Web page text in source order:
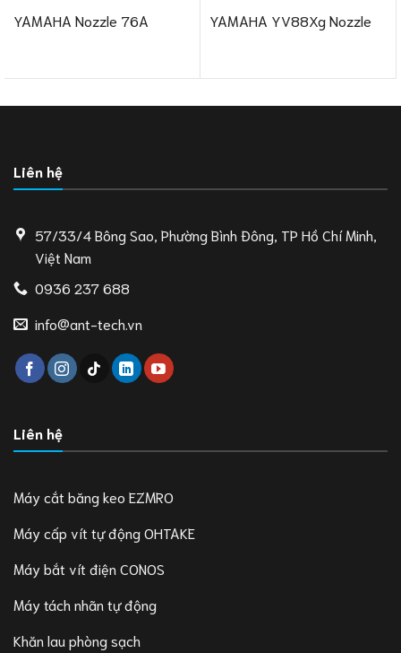
YAMAHA Nozzle 76A YAMAHA YV88Xg Nozzle
Liên hệ
57/33/4 Bông Sao, Phường Bình Đông, TP Hồ Chí Minh,
Việt Nam
0936 237 688
info@ant-tech.vn
Liên hệ
Máy cắt băng keo EZMRO
Máy cấp vít tự động OHTAKE
Máy bắt vít điện CONOS
Máy tách nhãn tự động
Khăn lau phòng sạch